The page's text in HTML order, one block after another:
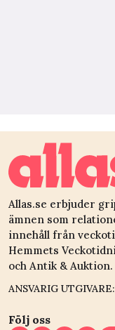
Allas.se erbjuder
ämnen som
innehåll från
Hemmets
och Antik & Auktion.
ANSVARIG
Följ oss